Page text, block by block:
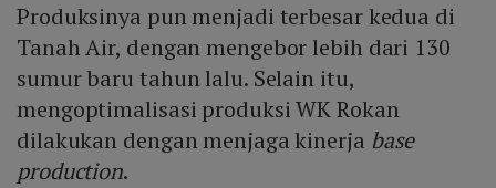
Produksinya pun menjadi terbesar kedua di
Tanah Air, dengan mengebor lebih dari 130
sumur baru tahun lalu. Selain itu,
mengoptimalisasi produksi WK Rokan
dilakukan dengan menjaga kinerja base
production.